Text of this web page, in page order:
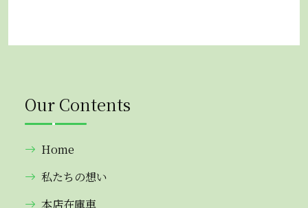
Our Contents
Home
私たちの想い
本店在庫車